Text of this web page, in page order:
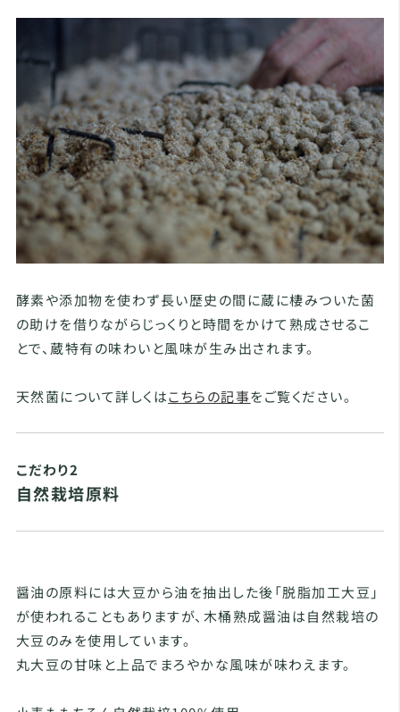
酵素や添加物を使わず長い歴史の間に蔵に棲みついた菌
の助けを借りながらじっくりと時間をかけて熟成させるこ
とで、蔵特有の味わいと風味が生み出されます。
天然菌について詳しくはこちらの記事をご覧ください。
こだわり2
自然栽培原料
醤油の原料には大豆から油を抽出した後「脱脂加工大豆」
が使われることもありますが、木桶熟成醤油は自然栽培の
大豆のみを使用しています。
丸大豆の甘味と上品でまろやかな風味が味わえます。